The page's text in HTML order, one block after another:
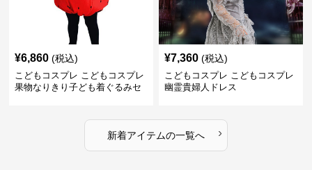
¥6,860 (税込)
こどもコスプレ こどもコスプレ
果物なりきり子ども着ぐるみセ
¥7,360 (税込)
こどもコスプレ こどもコスプレ
幽霊貴婦人ドレス
新着アイテムの一覧へ ›